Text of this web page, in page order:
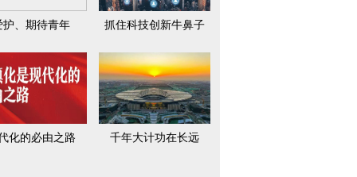
护、期待青年 抓住科技创新牛鼻子
化的必由之路 千年大计功在长远